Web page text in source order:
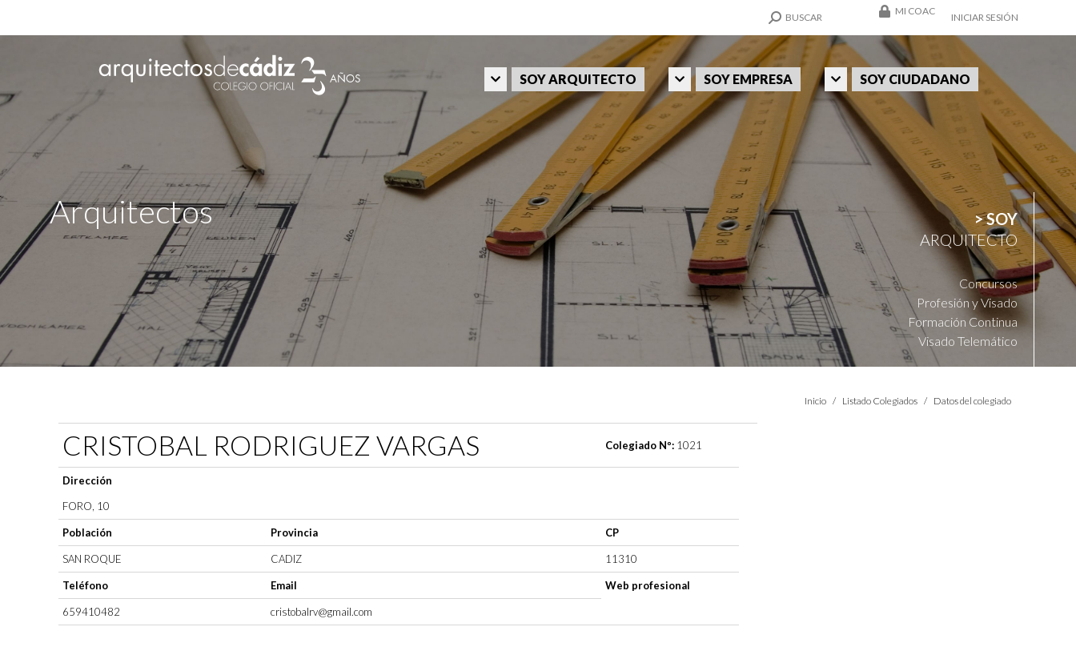
SEARCH:
BUSCAR
MI COAC
INICIAR SESIÓN
SOY ARQUITECTO SOY EMPRESA SOY CIUDADANO
Arquitectos
> SOY
ARQUITECTO
Concursos
Profesión y Visado
Formación Continua
Visado Telemático
Estás aquí:
Inicio Listado Colegiados Datos del colegiado
CRISTOBAL RODRIGUEZ VARGAS Colegiado Nº:1021
Dirección
FORO, 10
Población Provincia CP
SAN ROQUE CADIZ 11310
Teléfono Email Web profesional
659410482 cristobalrv@gmail.com